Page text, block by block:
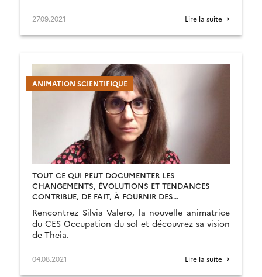
27.09.2021 Lire la suite →
ANIMATION SCIENTIFIQUE
TOUT CE QUI PEUT DOCUMENTER LES
CHANGEMENTS, ÉVOLUTIONS ET TENDANCES
CONTRIBUE, DE FAIT, À FOURNIR DES
ENVIRONNEMENTALES
Rencontrez Silvia Valero, la nouvelle animatrice
du CES Occupation du sol et découvrez sa vision
de Theia.
04.08.2021 Lire la suite →